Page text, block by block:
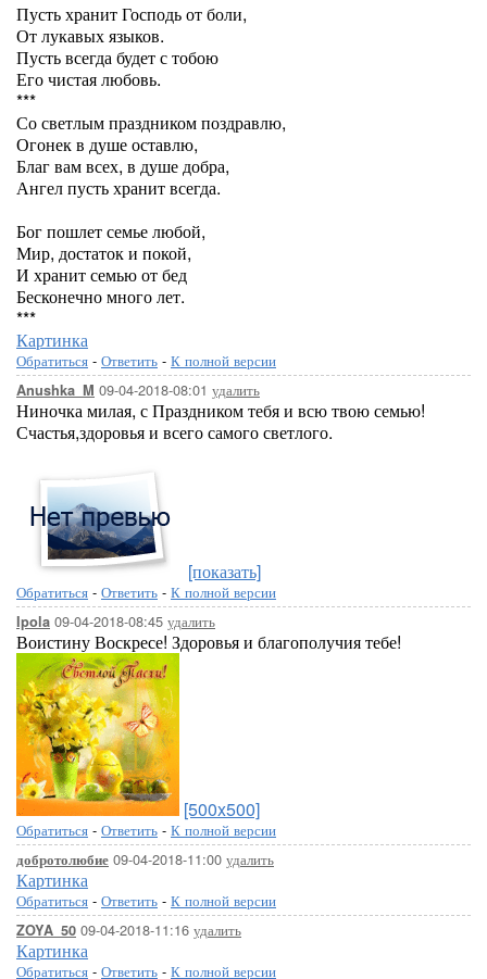
Пусть хранит Господь от боли,
От лукавых языков.
Пусть всегда будет с тобою
Его чистая любовь.
***
Со светлым праздником поздравлю,
Огонек в душе оставлю,
Благ вам всех, в душе добра,
Ангел пусть хранит всегда.
Бог пошлет семье любой,
Мир, достаток и покой,
И хранит семью от бед
Бесконечно много лет.
***
Картинка
Обратиться - Ответить - К полной версии
Anushka_M 09-04-2018-08:01 удалить
Ниночка милая, с Праздником тебя и всю твою семью!
Счастья,здоровья и всего самого светлого.
[показать]
Обратиться - Ответить - К полной версии
Ipola 09-04-2018-08:45 удалить
Воистину Воскресе! Здоровья и благополучия тебе!
[500x500]
Обратиться - Ответить - К полной версии
добротолюбие 09-04-2018-11:00 удалить
Картинка
Обратиться - Ответить - К полной версии
ZOYA_50 09-04-2018-11:16 удалить
Картинка
Обратиться - Ответить - К полной версии